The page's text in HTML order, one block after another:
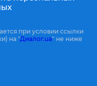
при условии ссылки
на "Диалог.ua" не ниже